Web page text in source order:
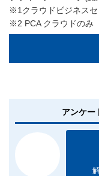
※1クラウドビジネスセ
※2 PCA クラウドのみ
アンケー